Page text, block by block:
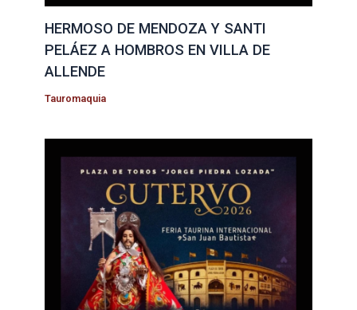
HERMOSO DE MENDOZA Y SANTI
PELÁEZ A HOMBROS EN VILLA DE
ALLENDE
Tauromaquia